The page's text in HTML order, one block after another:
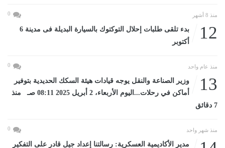
منذ 8 أشهر 0
12
بدء تلقى طلبات إحلال التوكتوك بالسيارة البديلة فى مدينة 6
أكتوبر
منذ عام واحد 0
13
وزير الصناعة والنقل يوجه قيادات هيئة السكك الحديدية بتوفير
أماكن في رحلات...اليوم الأربعاء، 2 أبريل 2025 08:11 صـ منذ
7 دقائق
منذ شهر واحد 0
مدير الأكاديمية العسكرية: رسالتنا إعداد جيل قادر على التفكير